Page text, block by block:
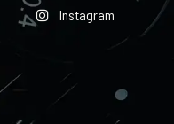
Instagram